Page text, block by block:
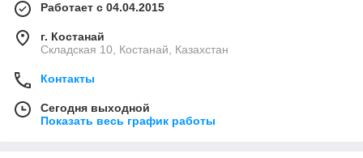
Работает с 04.04.2015
г. Костанай
Складская 10, Костанай, Казахстан
Контакты
Сегодня выходной
Показать весь график работы